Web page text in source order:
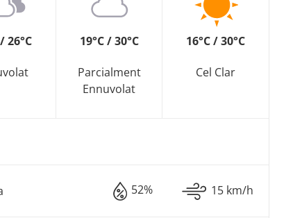
26°C 19°C / 30°C
Parcialment
Ennuvolat
16°C / 30°C
Cel Clar
52% 15 km/h